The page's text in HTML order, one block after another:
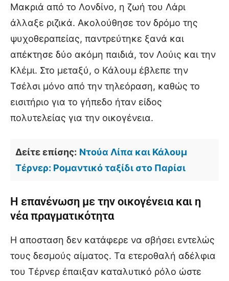
Μακριά από το Λονδίνο, η ζωή του Λάρι
άλλαξε ριζικά. Ακολούθησε τον δρόμο της
ψυχοθεραπείας, παντρεύτηκε ξανά και
απέκτησε δύο ακόμη παιδιά, τον Λούις και την
Κλέμι. Στο μεταξύ, ο Κάλουμ έβλεπε την
Τσέλσι μόνο από την τηλεόραση, καθώς το
εισιτήριο για το γήπεδο ήταν είδος
πολυτελείας για την οικογένεια.
Δείτε επίσης: Ντούα Λίπα και Κάλουμ
Τέρνερ: Ρομαντικό ταξίδι στο Παρίσι
Η επανένωση με την οικογένεια και η
νέα πραγματικότητα
Η αποσταση δεν κατάφερε να σβήσει εντελώς
τους δεσμούς αίματος. Τα ετεροθαλή αδέλφια
του Τέρνερ έπαιξαν καταλυτικό ρόλο ώστε